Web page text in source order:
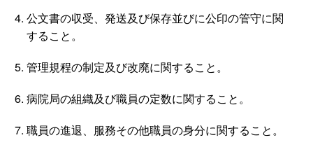
公文書の収受、発送及び保存並びに公印の管守に関
すること。
管理規程の制定及び改廃に関すること。
病院局の組織及び職員の定数に関すること。
職員の進退、服務その他職員の身分に関すること。